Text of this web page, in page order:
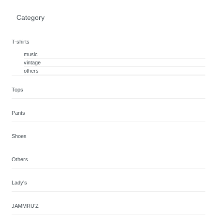
Category
T-shirts
music
vintage
others
Tops
Pants
Shoes
Others
Lady's
JAMMRU'Z